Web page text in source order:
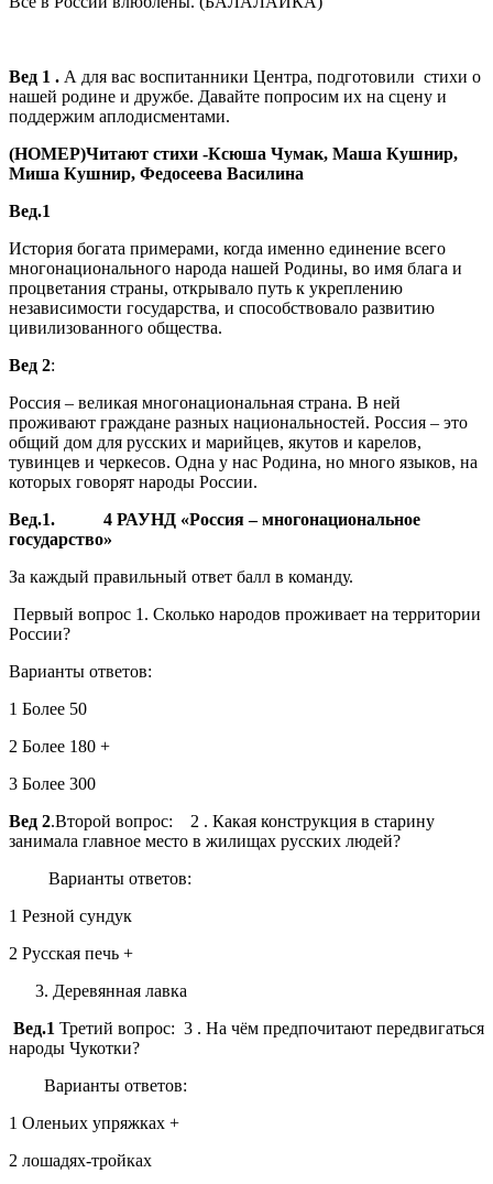
Вед 1 . А для вас воспитанники Центра, подготовили стихи о
нашей родине и дружбе. Давайте попросим их на сцену и
поддержим аплодисментами.
(НОМЕР)Читают стихи -Ксюша Чумак, Маша Кушнир,
Миша Кушнир, Федосеева Василина
Вед.1
История богата примерами, когда именно единение всего
многонационального народа нашей Родины, во имя блага и
процветания страны, открывало путь к укреплению
независимости государства, и способствовало развитию
цивилизованного общества.
Вед 2:
Россия – великая многонациональная страна. В ней
проживают граждане разных национальностей. Россия – это
общий дом для русских и марийцев, якутов и карелов,
тувинцев и черкесов. Одна у нас Родина, но много языков, на
которых говорят народы России.
Вед.1. 4 РАУНД «Россия – многонациональное
государство»
За каждый правильный ответ балл в команду.
Первый вопрос 1. Сколько народов проживает на территории
России?
Варианты ответов:
1 Более 50
2 Более 180 +
3 Более 300
Вед 2.Второй вопрос: 2 . Какая конструкция в старину
занимала главное место в жилищах русских людей?
Варианты ответов:
1 Резной сундук
2 Русская печь +
Деревянная лавка
Вед.1 Третий вопрос: 3 . На чём предпочитают передвигаться
народы Чукотки?
Варианты ответов:
1 Оленьих упряжках +
2 лошадях-тройках